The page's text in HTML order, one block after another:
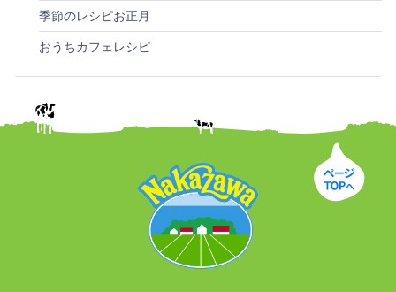
季節のレシピお正月
おうちカフェレシピ